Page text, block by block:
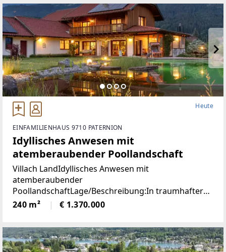
Heute
EINFAMILIENHAUS 9710 PATERNION
Idyllisches Anwesen mit
atemberaubender Poollandschaft
Villach LandIdyllisches Anwesen mit
atemberaubender
PoollandschaftLage/Beschreibung:In traumhafter
Lage von Feffernitz präsentiert sich dieses
außergewöhnliche Anwesen als wahres Refugium
240 m² € 1.370.000